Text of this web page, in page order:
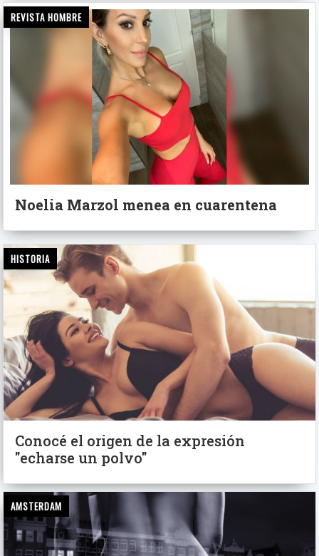
REVISTA HOMBRE
Noelia Marzol menea en cuarentena
HISTORIA
Conocé el origen de la expresión
"echarse un polvo"
AMSTERDAM